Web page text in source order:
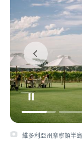
維多利亞州摩寧頓半